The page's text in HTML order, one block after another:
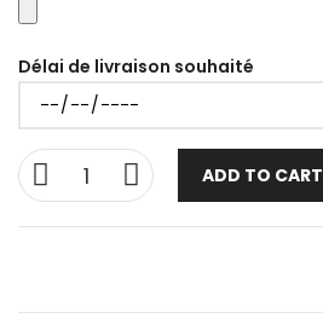
Délai de livraison souhaité
ADD TO CART